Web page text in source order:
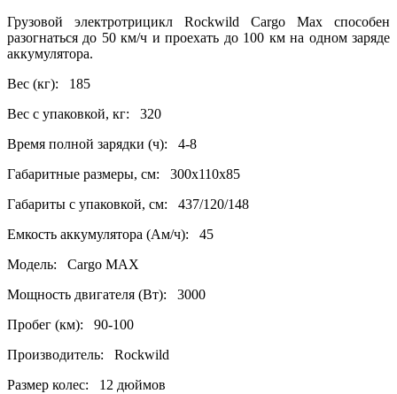
Грузовой электротрицикл Rockwild Cargo Max способен
разогнаться до 50 км/ч и проехать до 100 км на одном заряде
аккумулятора.
Вес (кг): 185
Вес с упаковкой, кг: 320
Время полной зарядки (ч): 4-8
Габаритные размеры, см: 300x110x85
Габариты с упаковкой, см: 437/120/148
Емкость аккумулятора (Ам/ч): 45
Модель: Cargo MAX
Мощность двигателя (Вт): 3000
Пробег (км): 90-100
Производитель: Rockwild
Размер колес: 12 дюймов